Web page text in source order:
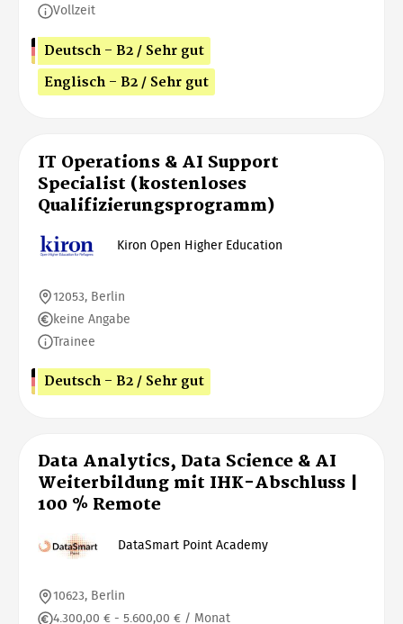
Vollzeit
Deutsch - B2 / Sehr gut
Englisch - B2 / Sehr gut
IT Operations & AI Support
Specialist (kostenloses
Qualifizierungsprogramm)
Kiron Open Higher Education
12053, Berlin
keine Angabe
Trainee
Deutsch - B2 / Sehr gut
Data Analytics, Data Science & AI
Weiterbildung mit IHK-Abschluss |
100 % Remote
DataSmart Point Academy
10623, Berlin
4.300,00 € - 5.600,00 € / Monat